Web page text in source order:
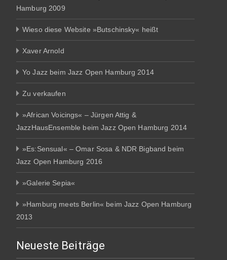
Hamburg 2009
Wieso diese Website »Butschinsky« heißt
Xaver Arnold
Yo Jazz beim Jazz Open Hamburg 2014
Zu verkaufen
»African Voicings« – Jürgen Attig &
JazzHausEnsemble beim Jazz Open Hamburg 2014
»Es:Sensual« – Omar Sosa & NDR Bigband beim
Jazz Open Hamburg 2016
»Galerie Sepia«
»Hamburg meets Berlin« beim Jazz Open Hamburg
2013
Neueste Beiträge